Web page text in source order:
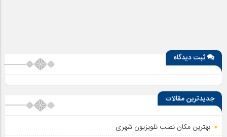
ثبت دیدگاه
جدیدترین مقالات
بهترین مکان نصب تلویزیون شهری